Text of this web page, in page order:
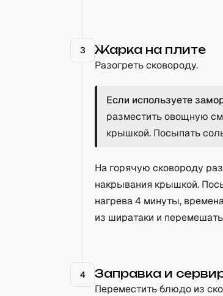
3 Жарка на плите
Разогреть сковороду.
Если используете
разместить овощную
крышкой. Посыпать
На горячую сковороду
накрывания крышкой.
нагрева 4 минуты,
из ширатаки и
4 Заправка и
Переместить блюдо из